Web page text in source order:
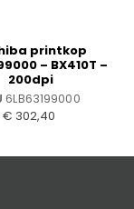
printkop
– BX410T –
200dpi
6LB63199000
€ 302,40